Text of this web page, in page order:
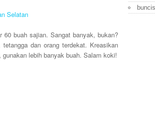
Selatan
buah sajian. Sangat banyak, bukan?
dan orang terdekat. Kreasikan
lebih banyak buah. Salam koki!
buncis